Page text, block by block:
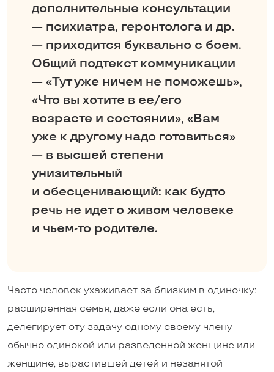
дополнительные консультации
— психиатра, геронтолога и др.
— приходится буквально с боем.
Общий подтекст коммуникации
— «Тут уже ничем не поможешь»,
«Что вы хотите в ее/его
возрасте и состоянии», «Вам
уже к другому надо готовиться»
— в высшей степени
унизительный
и обесценивающий: как будто
речь не идет о живом человеке
и ­чьем-то родителе.
Часто человек ухаживает за близким в одиночку:
расширенная семья, даже если она есть,
делегирует эту задачу одному своему члену —
обычно одинокой или разведенной женщине или
женщине, вырастившей детей и незанятой